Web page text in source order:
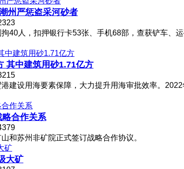
州严惩盗采河砂者
40人，扣押银行卡53张、手机68部，查获铲车
其中建筑用砂1.71亿方
建设用海要素保障，大力提升用海审批效率。
合作关系
和苏州非矿院正式签订战略合作协议。
大矿